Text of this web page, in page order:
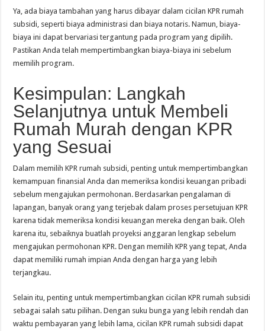
Ya, ada biaya tambahan yang harus dibayar dalam cicilan KPR rumah
subsidi, seperti biaya administrasi dan biaya notaris. Namun, biaya-
biaya ini dapat bervariasi tergantung pada program yang dipilih.
Pastikan Anda telah mempertimbangkan biaya-biaya ini sebelum
memilih program.
Kesimpulan: Langkah
Selanjutnya untuk Membeli
Rumah Murah dengan KPR
yang Sesuai
Dalam memilih KPR rumah subsidi, penting untuk mempertimbangkan
kemampuan finansial Anda dan memeriksa kondisi keuangan pribadi
sebelum mengajukan permohonan. Berdasarkan pengalaman di
lapangan, banyak orang yang terjebak dalam proses persetujuan KPR
karena tidak memeriksa kondisi keuangan mereka dengan baik. Oleh
karena itu, sebaiknya buatlah proyeksi anggaran lengkap sebelum
mengajukan permohonan KPR. Dengan memilih KPR yang tepat, Anda
dapat memiliki rumah impian Anda dengan harga yang lebih
terjangkau.
Selain itu, penting untuk mempertimbangkan cicilan KPR rumah subsidi
sebagai salah satu pilihan. Dengan suku bunga yang lebih rendah dan
waktu pembayaran yang lebih lama, cicilan KPR rumah subsidi dapat